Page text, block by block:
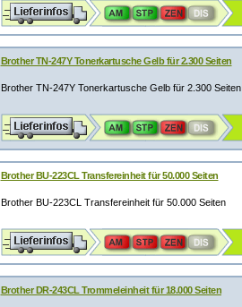
Brother TN-247Y Tonerkartusche Gelb für 2.300 Seiten
Brother TN-247Y Tonerkartusche Gelb für 2.300 Seiten
Brother BU-223CL Transfereinheit für 50.000 Seiten
Brother BU-223CL Transfereinheit für 50.000 Seiten
Brother DR-243CL Trommeleinheit für 18.000 Seiten